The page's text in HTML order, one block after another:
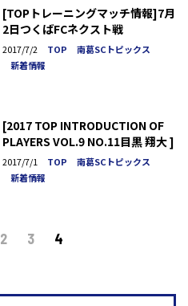
[TOPトレーニングマッチ情報]7月
2日つくばFCネクスト戦
2017/7/2 TOP
南葛SCトピックス
新着情報
[2017 TOP INTRODUCTION OF
PLAYERS VOL.9 NO.11目黒 翔大 ]
2017/7/1 TOP
南葛SCトピックス
新着情報
2 3 4